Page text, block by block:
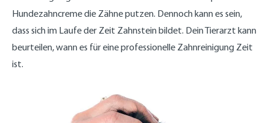
Hundezahncreme die Zähne putzen. Dennoch kann es sein,
dass sich im Laufe der Zeit Zahnstein bildet. Dein Tierarzt kann
beurteilen, wann es für eine professionelle Zahnreinigung Zeit
ist.